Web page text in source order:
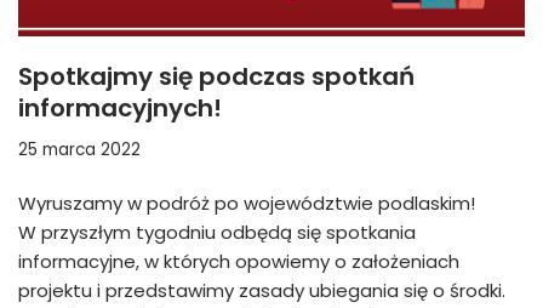
Spotkajmy się podczas spotkań
informacyjnych!
25 marca 2022
Wyruszamy w podróż po województwie podlaskim!
W przyszłym tygodniu odbędą się spotkania
informacyjne, w których opowiemy o założeniach
projektu i przedstawimy zasady ubiegania się o środki.